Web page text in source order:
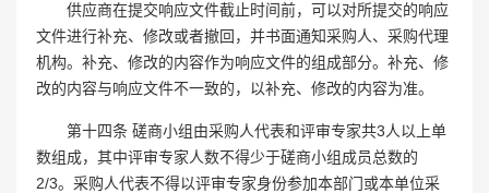
供应商在提交响应文件截止时间前，可以对所提交的响应
文件进行补充、修改或者撤回，并书面通知采购人、采购代理
机构。补充、修改的内容作为响应文件的组成部分。补充、修
改的内容与响应文件不一致的，以补充、修改的内容为准。
第十四条 磋商小组由采购人代表和评审专家共3人以上单
数组成，其中评审专家人数不得少于磋商小组成员总数的
2/3。采购人代表不得以评审专家身份参加本部门或本单位采